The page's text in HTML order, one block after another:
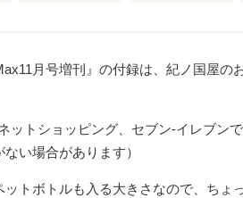
月号増刊』の付録は、紀ノ国屋の
ットショッピング、セブン‐イレブン
い場合があります）
トボトルも入る大きさなので、ちょ